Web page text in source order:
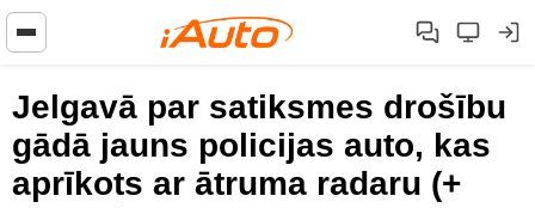
Jelgavā par satiksmes drošību
gādā jauns policijas auto, kas
aprīkots ar ātruma radaru (+